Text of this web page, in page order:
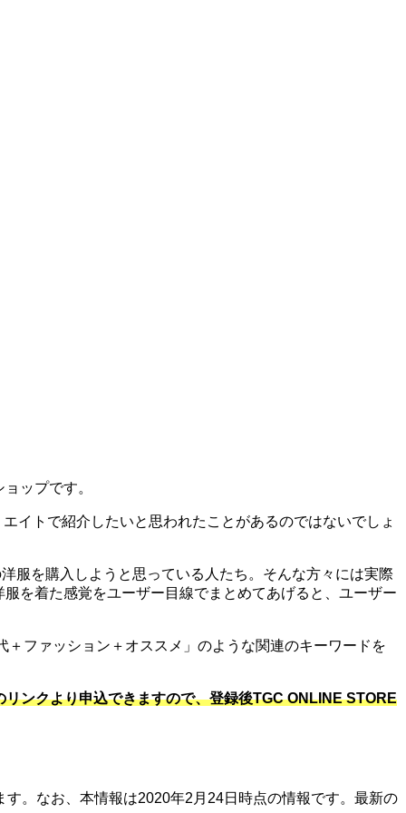
ップです。
イトで紹介したいと思われたことがあるのではないでしょ
服を購入しようと思っている人たち。そんな方々には実際
を着た感覚をユーザー目線でまとめてあげると、ユーザー
ファッション＋オススメ」のような関連のキーワードを
ンクより申込できますので、登録後TGC ONLINE STORE
。なお、本情報は2020年2月24日時点の情報です。最新の